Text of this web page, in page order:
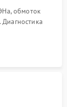
обмоток
Диагностика
мутности,
управления.